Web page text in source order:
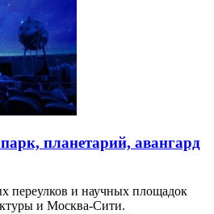
планетарий, авангард
переулков и научных площадок
и Москва-Сити.